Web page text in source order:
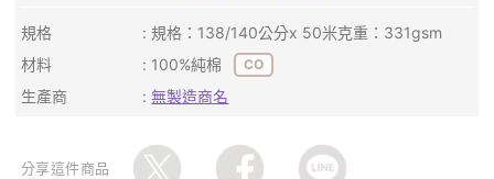
規格
規格：138/140公分x 50米克重：331gsm
材料
100%純棉 CO
生產商 無製造商名
分享這件商品